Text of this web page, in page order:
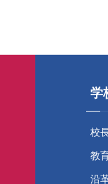
学
校
教
沿